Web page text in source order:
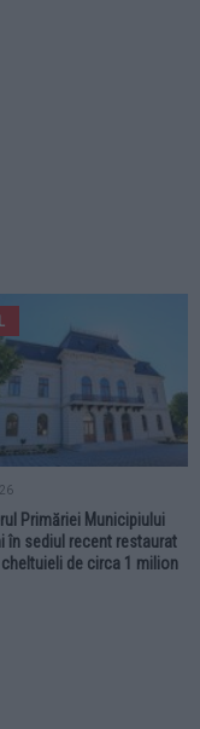
Primăriei Municipiului
în sediul recent restaurat
de circa 1 milion